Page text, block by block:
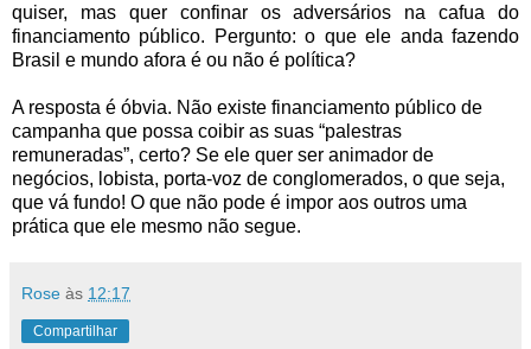
quiser, mas quer confinar os adversários na cafua do
financiamento público. Pergunto: o que ele anda fazendo
Brasil e mundo afora é ou não é política?
A resposta é óbvia. Não existe financiamento público de
campanha que possa coibir as suas “palestras
remuneradas”, certo? Se ele quer ser animador de
negócios, lobista, porta-voz de conglomerados, o que seja,
que vá fundo! O que não pode é impor aos outros uma
prática que ele mesmo não segue.
Rose às 12:17
Compartilhar